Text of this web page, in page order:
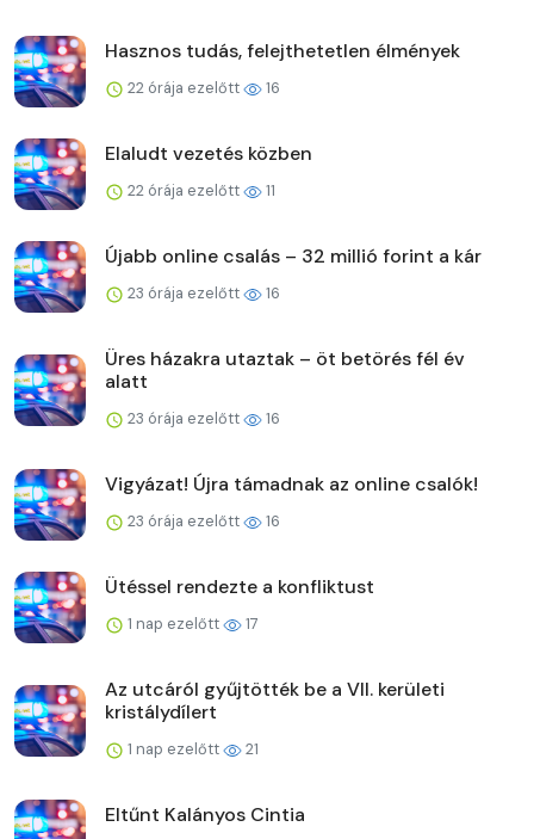
Hasznos tudás, felejthetetlen élmények
22 órája ezelőtt 16
Elaludt vezetés közben
22 órája ezelőtt 11
Újabb online csalás – 32 millió forint a kár
23 órája ezelőtt 16
Üres házakra utaztak – öt betörés fél év
alatt
23 órája ezelőtt 16
Vigyázat! Újra támadnak az online csalók!
23 órája ezelőtt 16
Ütéssel rendezte a konfliktust
1 nap ezelőtt 17
Az utcáról gyűjtötték be a VII. kerületi
kristálydílert
1 nap ezelőtt 21
Eltűnt Kalányos Cintia